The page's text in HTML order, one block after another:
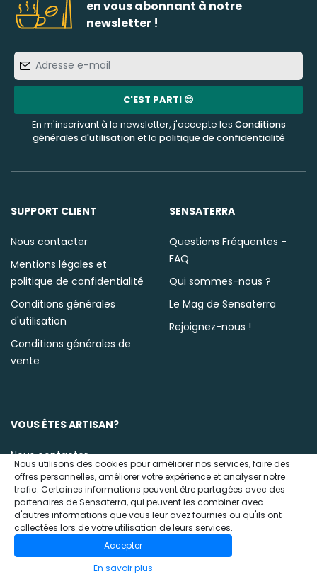
en vous abonnant à notre
newsletter !
e-
mail
C'EST PARTI 😊
En m'inscrivant à la newsletter, j'accepte les Conditions
générales d'utilisationet la politique de confidentialité
SUPPORT CLIENT
Nous contacter
Mentions légales et
politique de confidentialité
Conditions générales
d'utilisation
Conditions générales de
vente
SENSATERRA
Questions Fréquentes -
FAQ
Qui sommes-nous ?
Le Mag de Sensaterra
Rejoignez-nous !
VOUS ÊTES ARTISAN?
Nous contacter
© 2020 Sensaterra
Nous utilisons des cookies pour améliorer nos services, faire des
offres personnelles, améliorer votre expérience et analyser notre
trafic. Certaines informations peuvent être partagées avec des
partenaires de Sensaterra, qui peuvent les combiner avec
d'autres informations que vous leur avez fournies ou qu'ils ont
collectées lors de votre utilisation de leurs services.
Accepter
En savoir plus